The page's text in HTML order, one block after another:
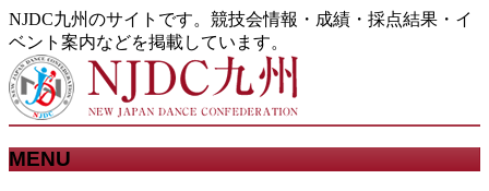
NJDC九州のサイトです。競技会情報・成績・採点結果・イ
ベント案内などを掲載しています。
MENU